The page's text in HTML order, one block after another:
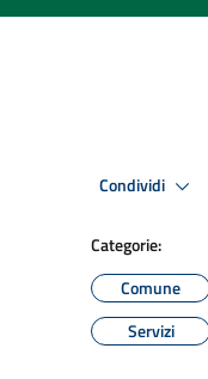
Condividi
Categorie:
Comune
Servizi